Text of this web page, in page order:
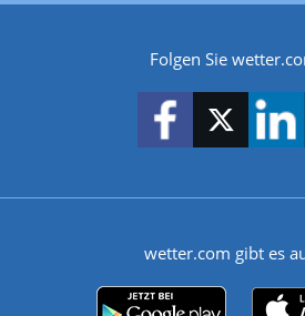
Folgen Sie
wetter.com gibt es